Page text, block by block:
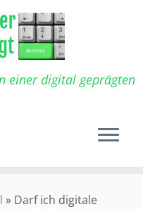
einer digital geprägten
» Darf ich digitale